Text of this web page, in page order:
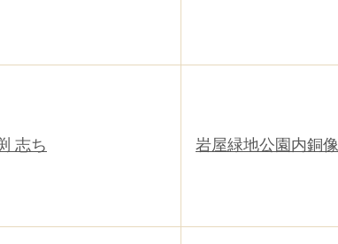
志ち 岩屋緑地公園内銅像